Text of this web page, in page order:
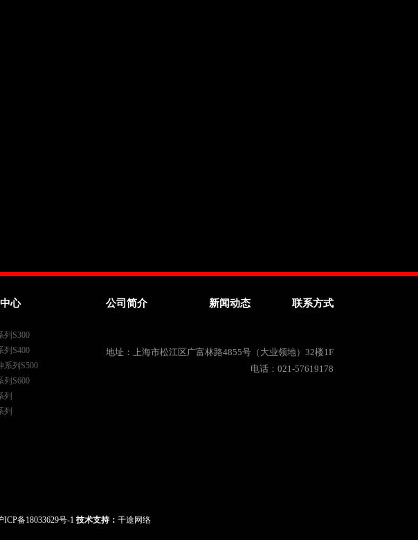
心
列S300
列S400
系列S500
列S600
列
列
公司简介 新闻动态 联系方式
地址：上海市松江区广富林路4855号（大业领地）32楼1F
电话：021-57619178
ICP备18033629号-1 技术支持： 千途网络